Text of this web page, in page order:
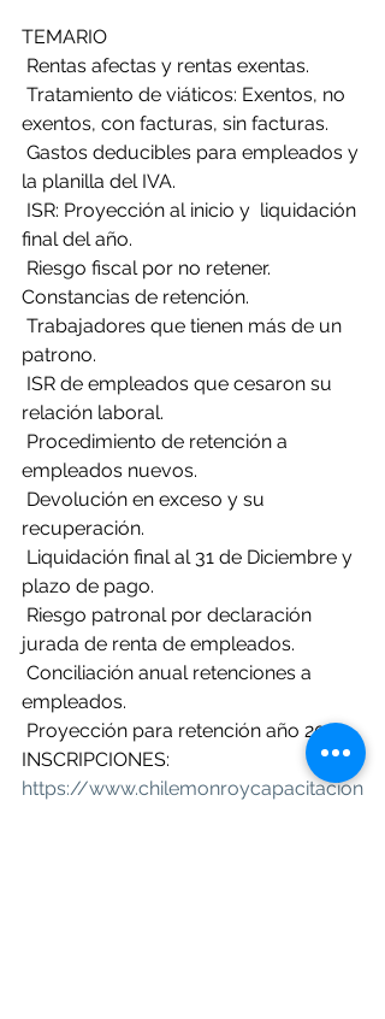
TEMARIO
Rentas afectas y rentas exentas.
exentos, con facturas, sin facturas.
la planilla del IVA.
final del año.
Constancias de retención.
patrono.
relación laboral.
empleados nuevos.
recuperación.
plazo de pago.
jurada de renta de empleados.
empleados.
Proyección para retención año 2023.
INSCRIPCIONES:
https://www.chilemonroycapacitacion